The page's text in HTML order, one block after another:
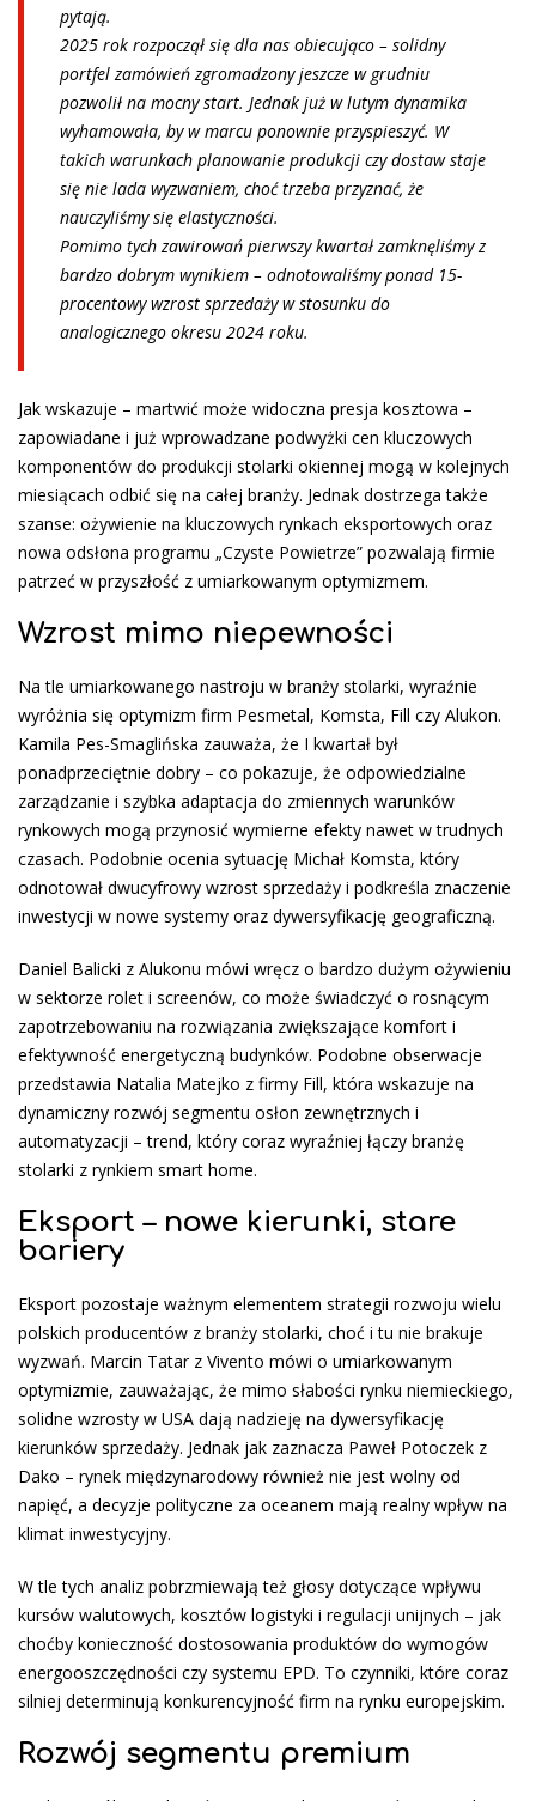
pytają.
2025 rok rozpoczął się dla nas obiecująco – solidny
portfel zamówień zgromadzony jeszcze w grudniu
pozwolił na mocny start. Jednak już w lutym dynamika
wyhamowała, by w marcu ponownie przyspieszyć. W
takich warunkach planowanie produkcji czy dostaw staje
się nie lada wyzwaniem, choć trzeba przyznać, że
nauczyliśmy się elastyczności.
Pomimo tych zawirowań pierwszy kwartał zamknęliśmy z
bardzo dobrym wynikiem – odnotowaliśmy ponad 15-
procentowy wzrost sprzedaży w stosunku do
analogicznego okresu 2024 roku.
Jak wskazuje – martwić może widoczna presja kosztowa –
zapowiadane i już wprowadzane podwyżki cen kluczowych
komponentów do produkcji stolarki okiennej mogą w kolejnych
miesiącach odbić się na całej branży. Jednak dostrzega także
szanse: ożywienie na kluczowych rynkach eksportowych oraz
nowa odsłona programu „Czyste Powietrze” pozwalają firmie
patrzeć w przyszłość z umiarkowanym optymizmem.
Wzrost mimo niepewności
Na tle umiarkowanego nastroju w branży stolarki, wyraźnie
wyróżnia się optymizm firm Pesmetal, Komsta, Fill czy Alukon.
Kamila Pes-Smaglińska zauważa, że I kwartał był
ponadprzeciętnie dobry – co pokazuje, że odpowiedzialne
zarządzanie i szybka adaptacja do zmiennych warunków
rynkowych mogą przynosić wymierne efekty nawet w trudnych
czasach. Podobnie ocenia sytuację Michał Komsta, który
odnotował dwucyfrowy wzrost sprzedaży i podkreśla znaczenie
inwestycji w nowe systemy oraz dywersyfikację geograficzną.
Daniel Balicki z Alukonu mówi wręcz o bardzo dużym ożywieniu
w sektorze rolet i screenów, co może świadczyć o rosnącym
zapotrzebowaniu na rozwiązania zwiększające komfort i
efektywność energetyczną budynków. Podobne obserwacje
przedstawia Natalia Matejko z firmy Fill, która wskazuje na
dynamiczny rozwój segmentu osłon zewnętrznych i
automatyzacji – trend, który coraz wyraźniej łączy branżę
stolarki z rynkiem smart home.
Eksport – nowe kierunki, stare
bariery
Eksport pozostaje ważnym elementem strategii rozwoju wielu
polskich producentów z branży stolarki, choć i tu nie brakuje
wyzwań. Marcin Tatar z Vivento mówi o umiarkowanym
optymizmie, zauważając, że mimo słabości rynku niemieckiego,
solidne wzrosty w USA dają nadzieję na dywersyfikację
kierunków sprzedaży. Jednak jak zaznacza Paweł Potoczek z
Dako – rynek międzynarodowy również nie jest wolny od
napięć, a decyzje polityczne za oceanem mają realny wpływ na
klimat inwestycyjny.
W tle tych analiz pobrzmiewają też głosy dotyczące wpływu
kursów walutowych, kosztów logistyki i regulacji unijnych – jak
choćby konieczność dostosowania produktów do wymogów
energooszczędności czy systemu EPD. To czynniki, które coraz
silniej determinują konkurencyjność firm na rynku europejskim.
Rozwój segmentu premium